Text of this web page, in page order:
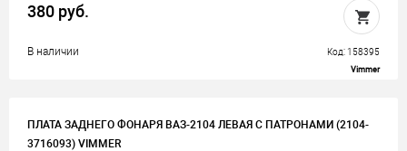
380 руб.
В наличии Код: 158395
Vimmer
ПЛАТА ЗАДНЕГО ФОНАРЯ ВАЗ-2104 ЛЕВАЯ С ПАТРОНАМИ (2104-
3716093) VIMMER